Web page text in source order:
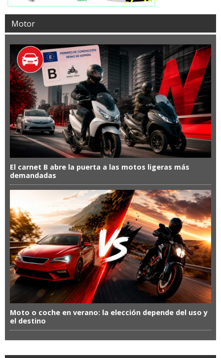
Motor
El carnet B abre la puerta a las motos ligeras más
demandadas
Moto o coche en verano: la elección depende del uso y
el destino